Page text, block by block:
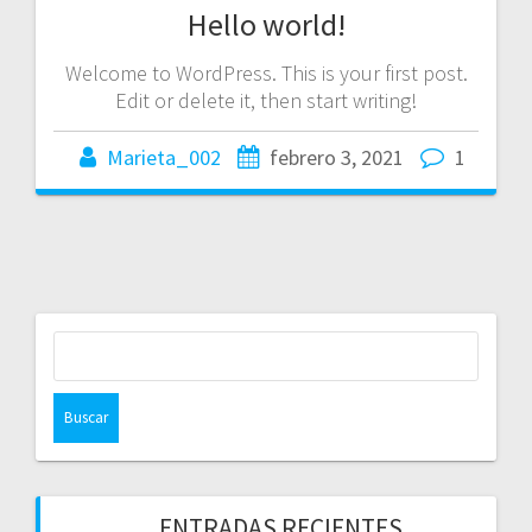
Hello world!
Welcome to WordPress. This is your first post.
Edit or delete it, then start writing!
Marieta_002 febrero 3, 2021 1